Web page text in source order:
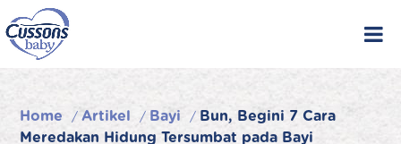
to
content
Home /Artikel / Bayi / Bun, Begini 7 Cara
Meredakan Hidung Tersumbat pada Bayi